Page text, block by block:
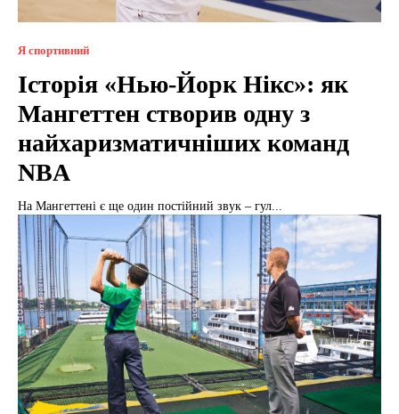
Я спортивний
Історія «Нью-Йорк Нікс»: як
Мангеттен створив одну з
найхаризматичніших команд
NBA
На Мангеттені є ще один постійний звук – гул...